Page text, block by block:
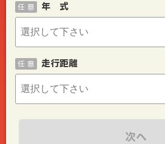
年 式
任 意
走行距離
任 意
次へ